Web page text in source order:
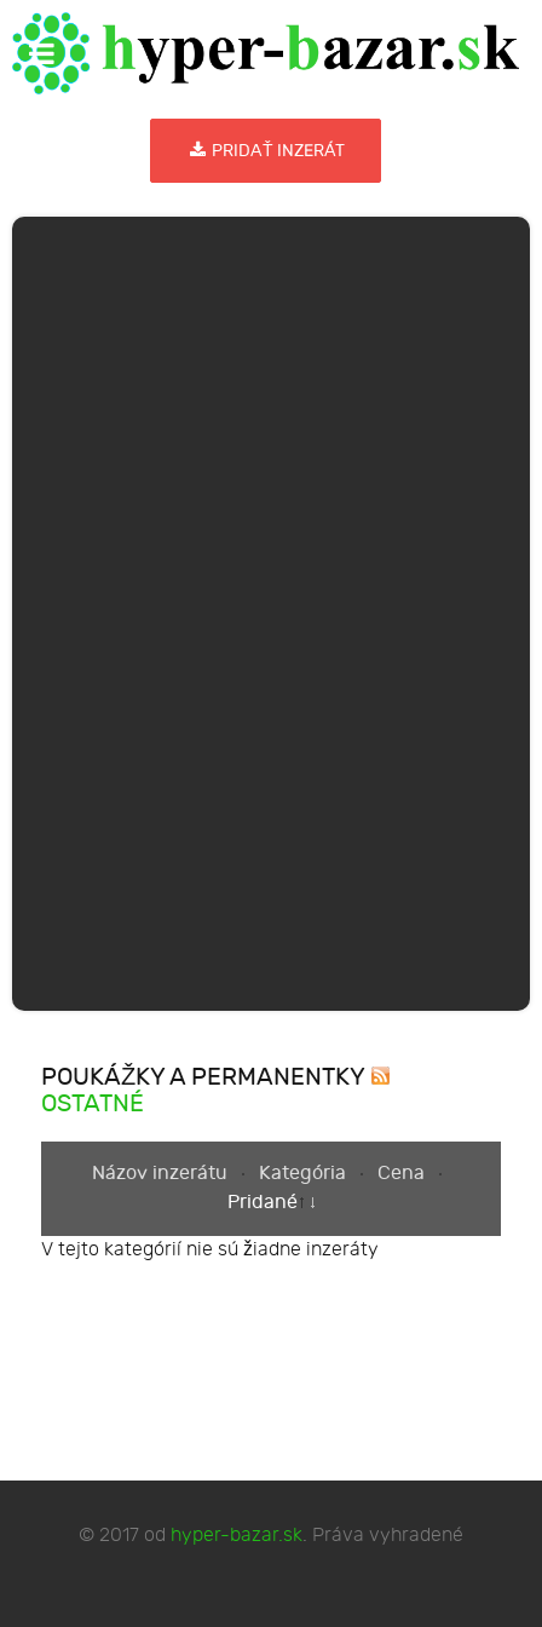
PRIDAŤ INZERÁT
POUKÁŽKY A PERMANENTKY
OSTATNÉ
Názov inzerátu Kategória
Cena
Pridané
V tejto kategórií nie sú žiadne inzeráty
© 2017 od hyper-bazar.sk. Práva vyhradené